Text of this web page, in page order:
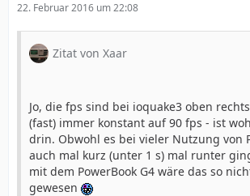
22. Februar 2016 um 22:08
Zitat von Xaar
Jo, die fps sind bei ioquake3 oben
(fast) immer konstant auf 90 fps - ist
drin. Obwohl es bei vieler Nutzung von
auch mal kurz (unter 1 s) mal runter
mit dem PowerBook G4 wäre das so
gewesen